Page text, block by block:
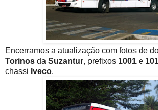
Encerramos a atualização com fotos de
Torinos da Suzantur, prefixos 1001 e
chassi Iveco.